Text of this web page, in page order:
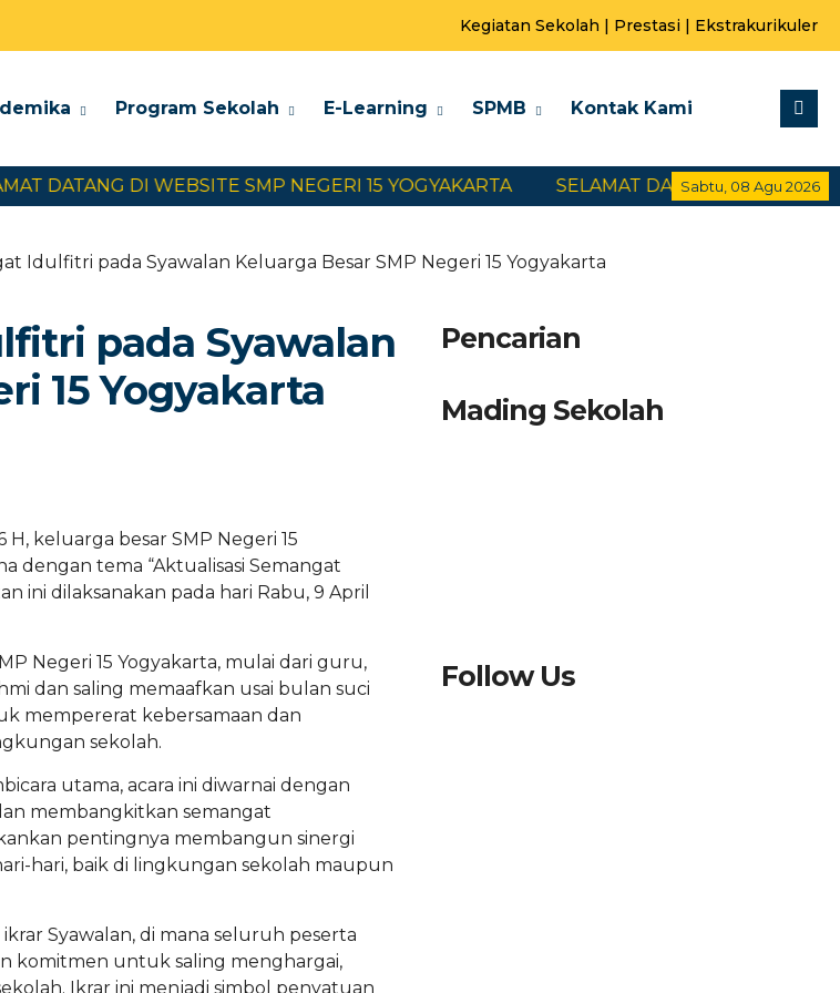
Kegiatan Sekolah | Prestasi | Ekstrakurikuler
Program Sekolah E-Learning SPMB Kontak Kami
Sabtu, 08 Agu 2026
DI WEBSITE SMP NEGERI 15 YOGYAKARTA SELAMAT DATANG DI WEBSITE SMP
Idulfitri pada Syawalan Keluarga Besar SMP Negeri 15 Yogyakarta
pada Syawalan
15 Yogyakarta
keluarga besar SMP Negeri 15
dengan tema “Aktualisasi Semangat
ini dilaksanakan pada hari Rabu, 9 April
Negeri 15 Yogyakarta, mulai dari guru,
dan saling memaafkan usai bulan suci
mempererat kebersamaan dan
sekolah.
utama, acara ini diwarnai dengan
membangkitkan semangat
pentingnya membangun sinergi
hari, baik di lingkungan sekolah maupun
Syawalan, di mana seluruh peserta
komitmen untuk saling menghargai,
Ikrar ini menjadi simbol penyatuan
Pencarian
Mading Sekolah
Follow Us